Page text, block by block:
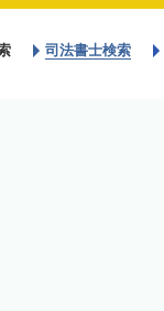
司法書士検索